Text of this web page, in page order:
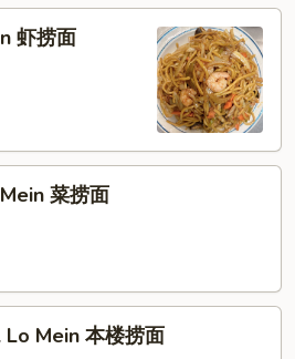
虾捞面
菜捞面
Mein 本楼捞面